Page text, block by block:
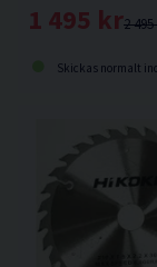
2
1 495 kr
Skickas normalt